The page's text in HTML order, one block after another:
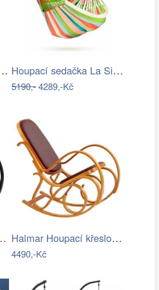
houpací sítě Path… Houpací sedačka La Siesta DOMINGO - IN
5190,-4289,-Kč
95x52 cm… Halmar Houpací křeslo MAX BIS 95x52 cm…
4490,-Kč